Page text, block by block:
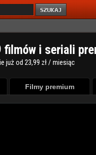
filmów i seriali
już od 23,99 zł / miesiąc
Filmy premium